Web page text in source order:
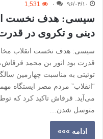
۹۶/۰۴/۱۰ ۰ 1,531
سیسی: هدف نخست
دینی و تکروی در
سیسی: هدف نخست انقلاب
قدرت بود انور بن محمد
“انقلاب” مردم مصر ایستگاه
می‌آید. قرقاش تاکید کرد که
متوسل شدن…
ادامه »»»